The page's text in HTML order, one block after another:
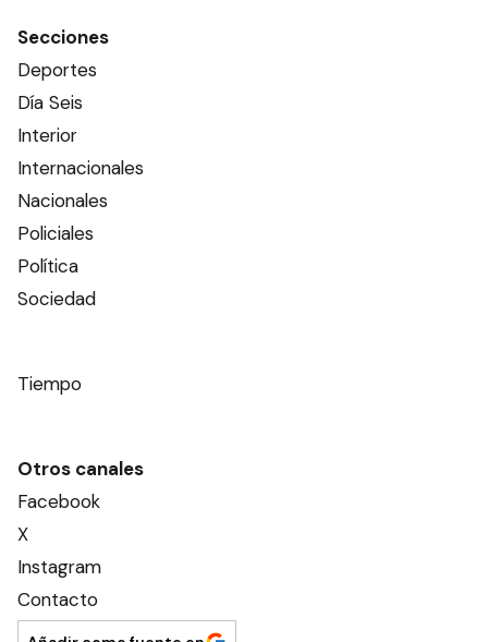
Secciones
Deportes
Día Seis
Interior
Internacionales
Nacionales
Policiales
Política
Sociedad
Tiempo
Otros canales
Facebook
X
Instagram
Contacto